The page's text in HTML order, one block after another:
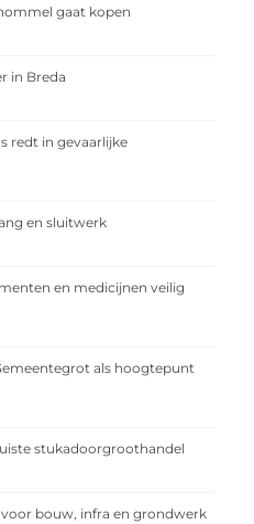
gaat kopen
in Breda
redt in gevaarlijke
en sluitwerk
en medicijnen veilig
als hoogtepunt
stukadoorgroothandel
bouw, infra en grondwerk